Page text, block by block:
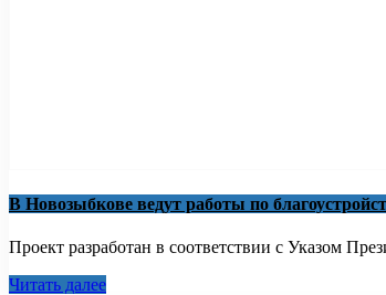
В Новозыбкове ведут работы по
Проект разработан в соответствии с Указом
Читать далее